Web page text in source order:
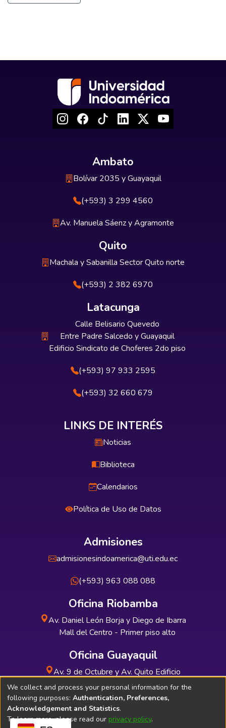
Ambato
Bolívar 2035 y Guayaquil
(+593) 3 299 4560
Av. Manuela Sáenz y Agramonte
Quito
Machala y Sabanilla Sector Quito norte
(+593) 2 382 6970
Latacunga
Calle Belisario Quevedo
Entre Padre Salcedo y Guayaquil
Edificio Sindicato de Choferes 2do piso
(+593) 97 933 2595
(+593) 32 660 679
LINKS DE INTERÉS
Noticias
Biblioteca
Calendarios
Política de Uso de Datos
Admisiones
admisionesindoamerica@uti.edu.ec
(+593) 963 088 088
Oficina Riobamba
Av. Daniel León Borja y Diego de Ibarra
Mall del Centro - Primer piso alto
Oficina Guayaquil
Av. 9 de Octubre y Av. Quito Edificio
INDUAUTO - Planta baja
We collect and process your personal information for the
following purposes: Authentication, Preferences,
Acknowledgement and Statistics.
To learn more, please read our privacy policy.